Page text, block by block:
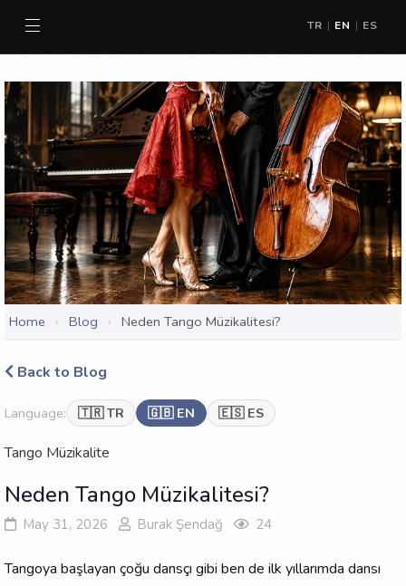
TR | EN | ES
Home › Blog › Neden Tango Müzikalitesi?
Back to Blog
Language: 🇹🇷 TR 🇬🇧 EN 🇪🇸 ES
Tango Müzikalite
Neden Tango Müzikalitesi?
May 31, 2026 Burak Şendağ 24
Tangoya başlayan çoğu dansçı gibi ben de ilk yıllarımda dansı